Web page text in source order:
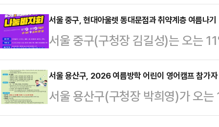
공동주택의…
로젝트'의 민관협치 실행사업 선정
했다.'지(G)-페달'은 거리나 공공장
해 재생자전거로 제작하고, 교통취
'G'는 구로(Guro…
차장에서 '2026 반포서래 한‧불 음
민자치위원회(위원장 장영화)가 주
속 작은 프랑스'로 불리는 서래마을
를 함께 즐길 수 있는 대표적인 국
역 주민과 외국인이 함께 어우러져
연을 즐기는 문화교류의 장이 될
다양한 체험…
서울 중구, 현대아울렛 동대문점과 취약계층 여름나
서울 중구(구청장 김길성)는 오는
시까지 구청 본관 1층 로비 및 야외
눔 바자회'를 개최한다고 9일 밝혔
연계한 민관 협력으로 마련됐으며,
을 지원하는 데 쓰인다.이번 바자회
서울 용산구, 2026 여름방학 어린이 영어캠프 참가
서울 용산구(구청장 박희영)가 오
이 영어캠프' 참가자 총 140명을 모